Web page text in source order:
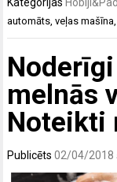
automāts ,veļas mašīna
melnās
Noteikti
Publicēts02/04/2018